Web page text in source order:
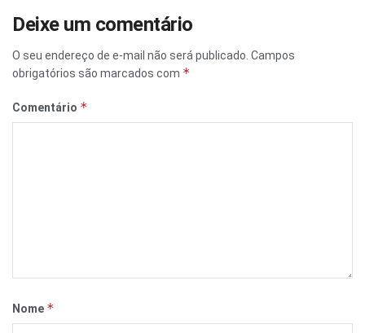
Deixe um comentário
O seu endereço de e-mail não será publicado. Campos
obrigatórios são marcados com *
Comentário *
Nome *